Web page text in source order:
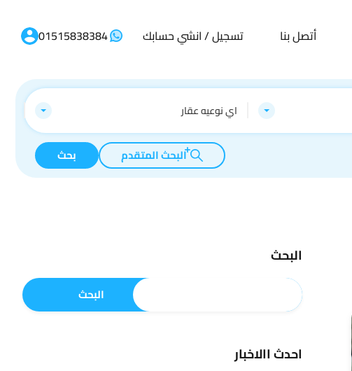
أتصل بنا تسجيل / انشي حسابك 01515838384
اي نوعيه عقار
البحث المتقدم بحث
البحث
البحث
احدث االاخبار